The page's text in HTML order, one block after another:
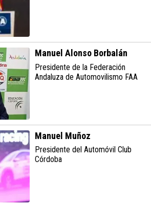
Manuel Alonso Borbalán
Presidente de la Federación
Andaluza de Automovilismo FAA
Manuel Muñoz
Presidente del Automóvil Club
Córdoba